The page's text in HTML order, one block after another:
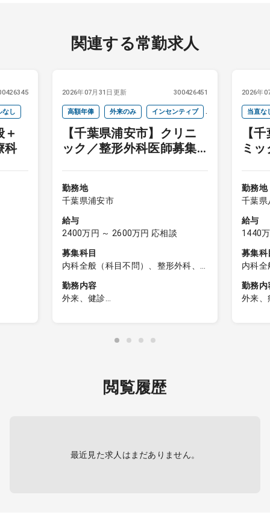
関連する常勤求人
なし
科
2026年07月31日更新 300426451
高額年俸 外来のみ インセンティブ
当直なし 院長クラス 週4以下
オンコールなし
【千葉県浦安市】クリニ
ック／整形外科医師募集
勤務地
千葉県浦安市
給与
2400万円 ～ 2600万円 応相談
募集科目
内科全般（科目不問）、整形外科、
勤務内容
外来、健診
・一般整形外科疾患の診療
診療方針については、新しく就任い
2026年
当直な
【
ミ
勤務地
千葉県
給与
1440
募集科
内科
科、内
経内科
勤務内
外来、
閲覧履歴
最近見た求人はまだありません。